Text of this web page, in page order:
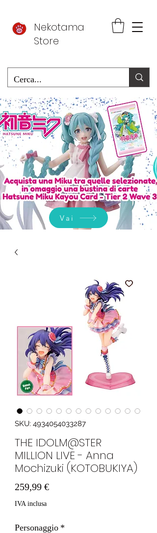
Nekotama
Store
Vai
SKU: 4934054033287
THE IDOLM@STER
MILLION LIVE - Anna
Mochizuki (KOTOBUKIYA)
259,99 €Prezzo
IVA inclusa
Personaggio *